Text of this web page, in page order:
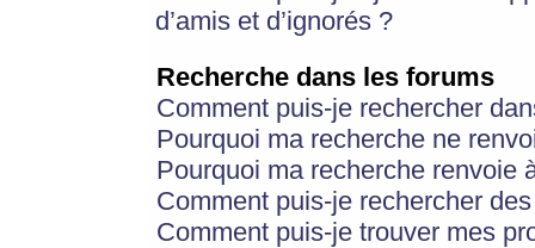
d’amis et d’ignorés ?
Recherche dans les forums
Comment puis-je rechercher
Pourquoi ma recherche ne
Pourquoi ma recherche renvoie
Comment puis-je rechercher
Comment puis-je trouver mes